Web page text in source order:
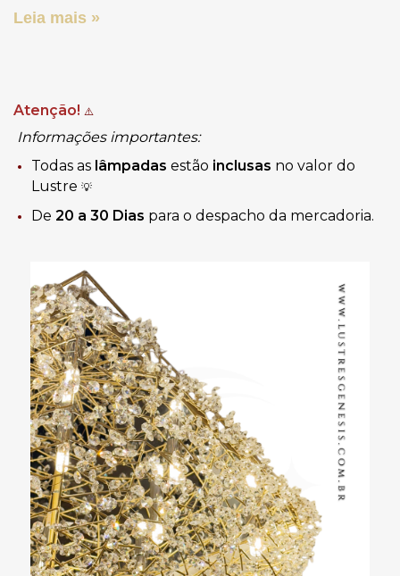
Leia mais »
Atenção! ⚠️
Informações importantes:
Todas as lâmpadas estão inclusas no valor do
Lustre 💡
De 20 a 30 Dias para o despacho da mercadoria.